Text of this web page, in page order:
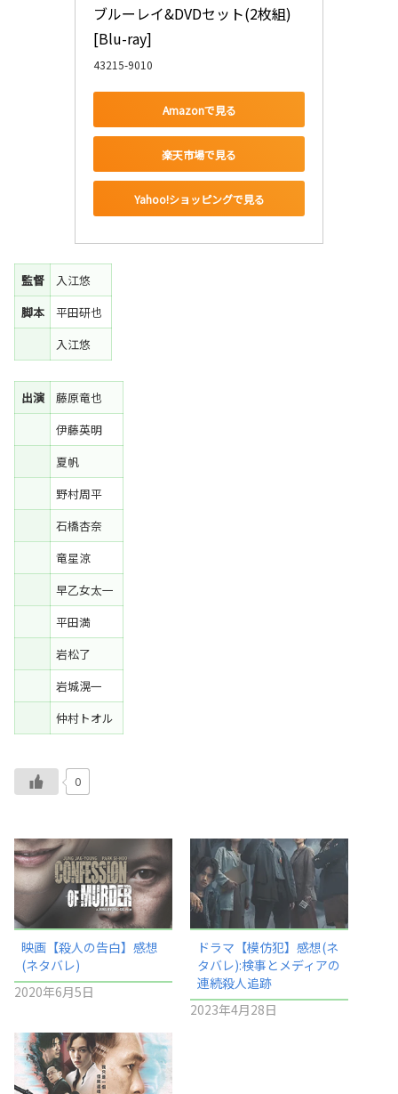
ブルーレイ&DVDセット(2枚組)
[Blu-ray]
43215-9010
Amazonで見る
楽天市場で見る
Yahoo!ショッピングで見る
監督
入江悠
脚本
平田研也
入江悠
出演
藤原竜也
伊藤英明
夏帆
野村周平
石橋杏奈
竜星涼
早乙女太一
平田満
岩松了
岩城滉一
仲村トオル
0
映画【殺人の告白】感想
(ネタバレ)
2020年6月5日
ドラマ【模仿犯】感想(ネ
タバレ):検事とメディアの
連続殺人追跡
2023年4月28日